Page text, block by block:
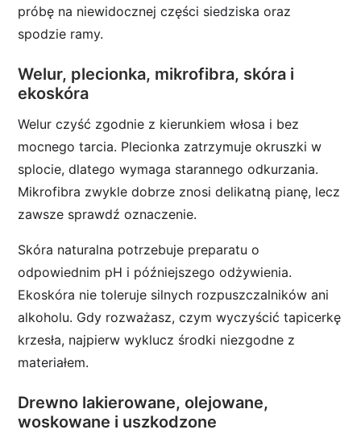
próbę na niewidocznej części siedziska oraz
spodzie ramy.
Welur, plecionka, mikrofibra, skóra i
ekoskóra
Welur czyść zgodnie z kierunkiem włosa i bez
mocnego tarcia. Plecionka zatrzymuje okruszki w
splocie, dlatego wymaga starannego odkurzania.
Mikrofibra zwykle dobrze znosi delikatną pianę, lecz
zawsze sprawdź oznaczenie.
Skóra naturalna potrzebuje preparatu o
odpowiednim pH i późniejszego odżywienia.
Ekoskóra nie toleruje silnych rozpuszczalników ani
alkoholu. Gdy rozważasz, czym wyczyścić tapicerkę
krzesła, najpierw wyklucz środki niezgodne z
materiałem.
Drewno lakierowane, olejowane,
woskowane i uszkodzone